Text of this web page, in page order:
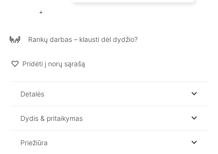
moterims
/
Rankų darbas – klausti dėl dydžio?
Pridėti į norų sąrašą
Detalės
Dydis & pritaikymas
Priežiūra